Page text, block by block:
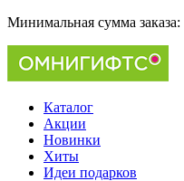
Минимальная сумма заказа:
Каталог
Акции
Новинки
Хиты
Идеи подарков